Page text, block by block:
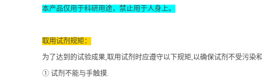
本产品仅用于科研用途，禁止用于人身上。
取用试剂规矩：
为了达到的试验成果,取用试剂时应遵守以下规矩,以确保试剂不受污染和
① 试剂不能与手触摸.